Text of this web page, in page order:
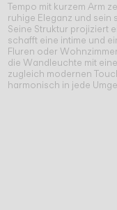
Tempo mit kurzem Arm
ruhige Eleganz und sein
Seine Struktur projiziert
schafft eine intime und
Fluren oder
die Wandleuchte mit
zugleich modernen
harmonisch in jede